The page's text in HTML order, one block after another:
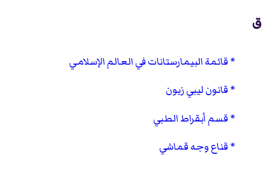
ق
قائمة البيمارستانات في العالم الإسلامي
قانون ليبي زيون
قسم أبقراط الطبي
قناع وجه قماشي